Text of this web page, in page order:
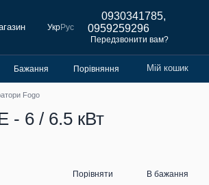
УкрРус
0930341785,
0959259296
Передзвонити вам?
Бажання Порівняння Мій кошик
Fogo
- 6 / 6.5 кВт
Порівняти В бажання